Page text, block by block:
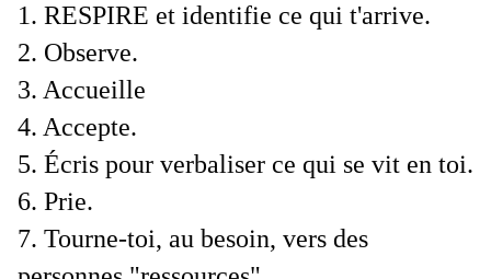
1. RESPIRE et identifie ce qui t'arrive.
2. Observe.
3. Accueille
4. Accepte.
5. Écris pour verbaliser ce qui se vit en toi.
6. Prie.
7. Tourne-toi, au besoin, vers des